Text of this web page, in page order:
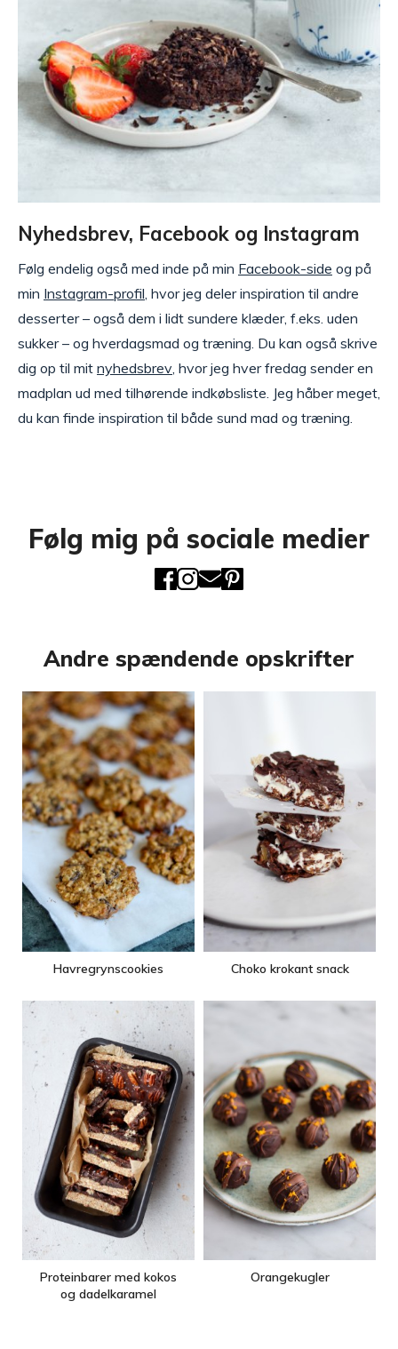
Nyhedsbrev, Facebook og Instagram
Følg endelig også med inde på min Facebook-side og på
min Instagram-profil , hvor jeg deler inspiration til andre
desserter – også dem i lidt sundere klæder, f.eks. uden
sukker – og hverdagsmad og træning. Du kan også skrive
dig op til mit nyhedsbrev , hvor jeg hver fredag sender en
madplan ud med tilhørende indkøbsliste. Jeg håber meget,
du kan finde inspiration til både sund mad og træning.
Følg mig på sociale medier
Andre spændende opskrifter
Havregrynscookies Choko krokant snack
Proteinbarer med kokos
og dadelkaramel
Orangekugler